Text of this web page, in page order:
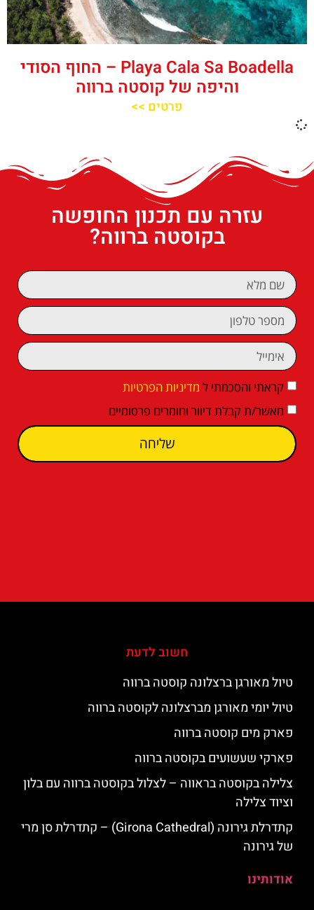
‪‪Playa Cala Sa Boadella‬‬ – החוף הסודי
והיפה של קוסטה ברווה
פרטים >>
עזרה עם תכנון החופשה
בקוסטה ברווה?
קראתי והסכמתי ל מדיניות הפרטיות
מאשר/ת קבלת דיוור וחומרים פרסומיים
שליחה
חשוב לדעת
טיול מאורגן ברצלונה קוסטה ברווה
טיול יומי מאורגן מברצלונה לקוסטה ברווה
פארק מים קוסטה ברווה
פארקי שעשועים בקוסטה ברווה
צלילה בקוסטה בראווה – לצלול בקוסטה ברווה עם בלון
וציוד צלילה
קתדרלת גירונה (Girona Cathedral) – קתדרלת סן מרי
של גירונה
אודותינו